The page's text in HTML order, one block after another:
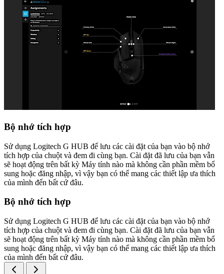
Bộ nhớ tích hợp
Sử dụng Logitech G HUB để lưu các cài đặt của bạn vào bộ nhớ
tích hợp của chuột và đem đi cùng bạn. Cài đặt đã lưu của bạn vẫn
sẽ hoạt động trên bất kỳ Máy tính nào mà không cần phần mềm bổ
sung hoặc đăng nhập, vì vậy bạn có thể mang các thiết lập ưa thích
của mình đến bất cứ đâu.
Bộ nhớ tích hợp
Sử dụng Logitech G HUB để lưu các cài đặt của bạn vào bộ nhớ
tích hợp của chuột và đem đi cùng bạn. Cài đặt đã lưu của bạn vẫn
sẽ hoạt động trên bất kỳ Máy tính nào mà không cần phần mềm bổ
sung hoặc đăng nhập, vì vậy bạn có thể mang các thiết lập ưa thích
của mình đến bất cứ đâu.